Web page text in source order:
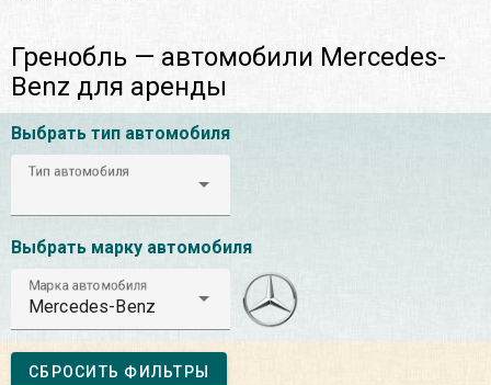
Гренобль — автомобили Mercedes-
Benz для аренды
Выбрать тип автомобиля
Тип автомобиля
Выбрать марку автомобиля
Марка автомобиля
Mercedes-Benz
СБРОСИТЬ ФИЛЬТРЫ